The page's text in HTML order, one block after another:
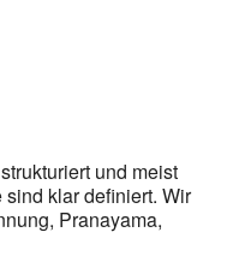
und meist
klar definiert. Wir
Pranayama,